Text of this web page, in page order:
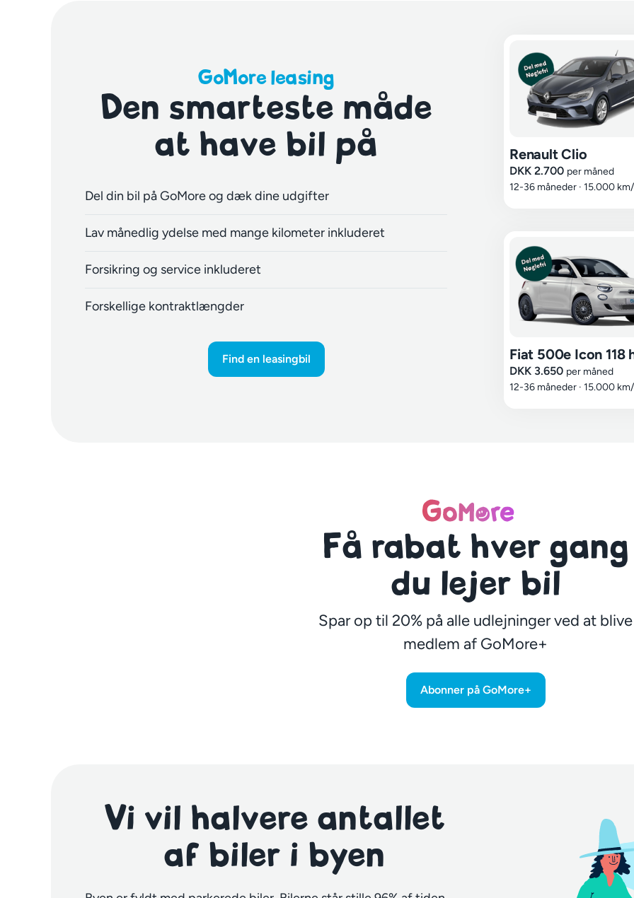
GoMore leasing
Den smarteste måde
at have bil på
Del din bil på GoMore og dæk dine udgifter
Lav månedlig ydelse med mange kilometer inkluderet
Forsikring og service inkluderet
Forskellige kontraktlængder
Find en leasingbil
Renault Clio
DKK 2.700 per måned
12-36 måneder · 15.000
Fiat 500e Icon 118
DKK 3.650 per måned
12-36 måneder · 15.000
Få rabat hver gang
du lejer bil
Spar op til 20% på alle udlejninger ved at blive
medlem af GoMore+
Abonner på GoMore+
Vi vil halvere antallet
af biler i byen